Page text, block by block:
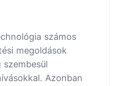
számos
megoldások
Azonban